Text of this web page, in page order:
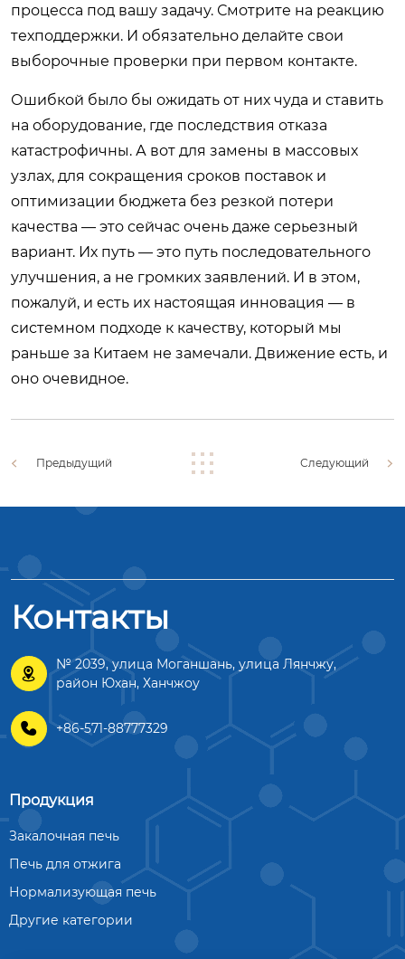
процесса под вашу задачу. Смотрите на реакцию
техподдержки. И обязательно делайте свои
выборочные проверки при первом контакте.
Ошибкой было бы ожидать от них чуда и ставить
на оборудование, где последствия отказа
катастрофичны. А вот для замены в массовых
узлах, для сокращения сроков поставок и
оптимизации бюджета без резкой потери
качества — это сейчас очень даже серьезный
вариант. Их путь — это путь последовательного
улучшения, а не громких заявлений. И в этом,
пожалуй, и есть их настоящая инновация — в
системном подходе к качеству, который мы
раньше за Китаем не замечали. Движение есть, и
оно очевидное.
Предыдущий Следующий
Контакты

№ 2039, улица Моганшань, улица Лянчжу,
район Юхан, Ханчжоу
 +86-571-88777329
Продукция
Закалочная печь
Печь для отжига
Нормализующая печь
Другие категории